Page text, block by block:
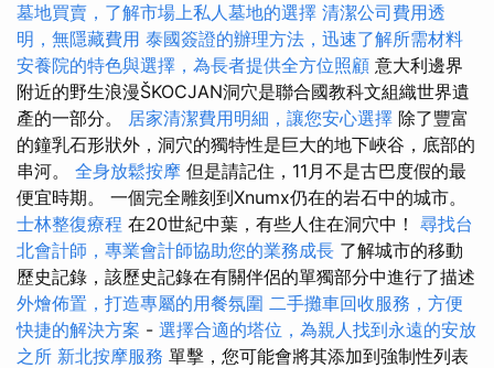
墓地買賣，了解市場上私人墓地的選擇 清潔公司費用透
明，無隱藏費用 泰國簽證的辦理方法，迅速了解所需材料
安養院的特色與選擇，為長者提供全方位照顧 意大利邊界
附近的野生浪漫ŠKOCJAN洞穴是聯合國教科文組織世界遺
產的一部分。 居家清潔費用明細，讓您安心選擇 除了豐富
的鐘乳石形狀外，洞穴的獨特性是巨大的地下峽谷，底部的
串河。 全身放鬆按摩 但是請記住，11月不是古巴度假的最
便宜時期。 一個完全雕刻到Xnumx仍在的岩石中的城市。
士林整復療程 在20世紀中葉，有些人住在洞穴中！ 尋找台
北會計師，專業會計師協助您的業務成長 了解城市的移動
歷史記錄，該歷史記錄在有關伴侶的單獨部分中進行了描述
外燴佈置，打造專屬的用餐氛圍 二手攤車回收服務，方便
快捷的解決方案 - 選擇合適的塔位，為親人找到永遠的安放
之所 新北按摩服務 單擊，您可能會將其添加到強制性列表